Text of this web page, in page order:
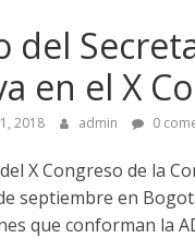
del
en el X
2018 admin 0
X Congreso de la
septiembre en
que conforman la